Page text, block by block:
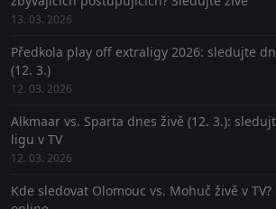
13. 03. 2026
Předkola play off extraligy 2026: sledujte
(12. 3.)
12. 03. 2026
Alkmaar vs. Sparta dnes živě (12. 3.):
ligu v TV
12. 03. 2026
Kde sledovat Olomouc vs. Mohuč živě v